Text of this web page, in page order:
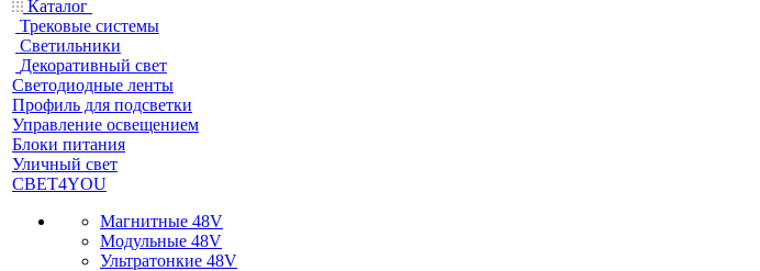
Каталог
Трековые системы
Светильники
Декоративный свет
Светодиодные ленты
Профиль для подсветки
Управление освещением
Блоки питания
Уличный свет
СВЕТ4YOU
Магнитные 48V
Модульные 48V
Ультратонкие 48V